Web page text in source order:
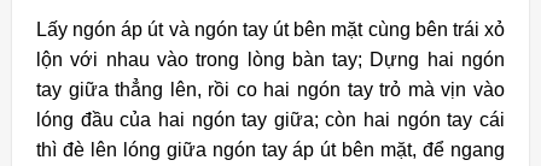
Lấy ngón áp út và ngón tay út bên mặt cùng bên trái xỏ
lộn với nhau vào trong lòng bàn tay; Dựng hai ngón
tay giữa thẳng lên, rồi co hai ngón tay trỏ mà vịn vào
lóng đầu của hai ngón tay giữa; còn hai ngón tay cái
thì đè lên lóng giữa ngón tay áp út bên mặt, để ngang